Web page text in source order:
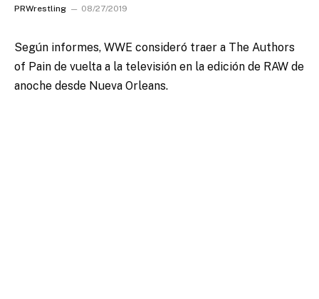
PRWrestling 08/27/2019
Según informes, WWE consideró traer a The Authors
of Pain de vuelta a la televisión en la edición de RAW de
anoche desde Nueva Orleans.